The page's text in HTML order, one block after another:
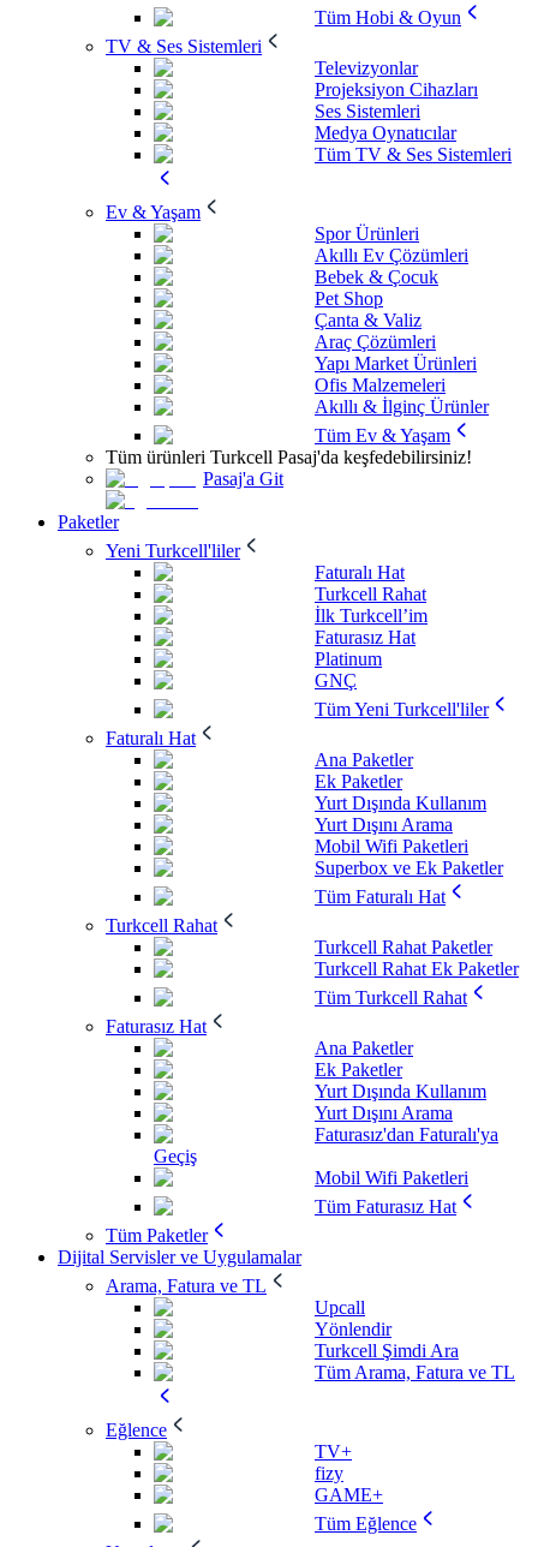
Tüm Hobi & Oyun
TV & Ses Sistemleri
Televizyonlar
Projeksiyon Cihazları
Ses Sistemleri
Medya Oynatıcılar
Tüm TV & Ses Sistemleri
Ev & Yaşam
Spor Ürünleri
Akıllı Ev Çözümleri
Bebek & Çocuk
Pet Shop
Çanta & Valiz
Araç Çözümleri
Yapı Market Ürünleri
Ofis Malzemeleri
Akıllı & İlginç Ürünler
Tüm Ev & Yaşam
Tüm ürünleri Turkcell Pasaj'da keşfedebilirsiniz!
Pasaj'a Git
Paketler
Yeni Turkcell'liler
Faturalı Hat
Turkcell Rahat
İlk Turkcell’im
Faturasız Hat
Platinum
GNÇ
Tüm Yeni Turkcell'liler
Faturalı Hat
Ana Paketler
Ek Paketler
Yurt Dışında Kullanım
Yurt Dışını Arama
Mobil Wifi Paketleri
Superbox ve Ek Paketler
Tüm Faturalı Hat
Turkcell Rahat
Turkcell Rahat Paketler
Turkcell Rahat Ek Paketler
Tüm Turkcell Rahat
Faturasız Hat
Ana Paketler
Ek Paketler
Yurt Dışında Kullanım
Yurt Dışını Arama
Faturasız'dan Faturalı'ya
Geçiş
Mobil Wifi Paketleri
Tüm Faturasız Hat
Tüm Paketler
Dijital Servisler ve Uygulamalar
Arama, Fatura ve TL
Upcall
Yönlendir
Turkcell Şimdi Ara
Tüm Arama, Fatura ve TL
Eğlence
TV+
fizy
GAME+
Tüm Eğlence